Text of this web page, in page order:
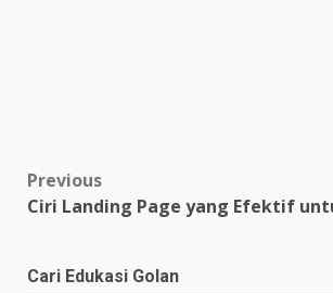
Post
navigation
Previous
Ciri Landing Page yang Efektif
Cari Edukasi Golan